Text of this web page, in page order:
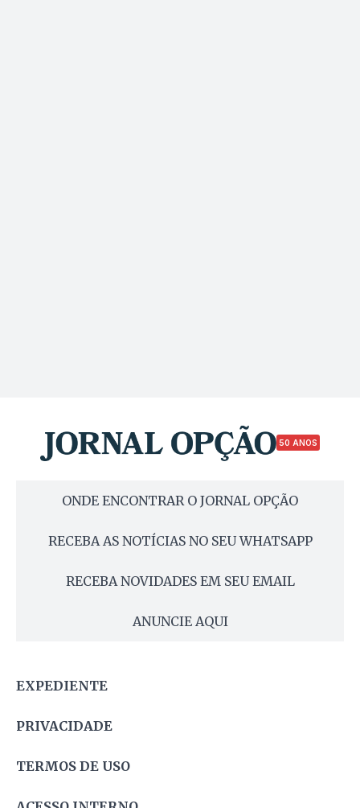
50 ANOS
ONDE ENCONTRAR O JORNAL OPÇÃO
RECEBA AS NOTÍCIAS NO SEU WHATSAPP
RECEBA NOVIDADES EM SEU EMAIL
ANUNCIE AQUI
EXPEDIENTE
PRIVACIDADE
TERMOS DE USO